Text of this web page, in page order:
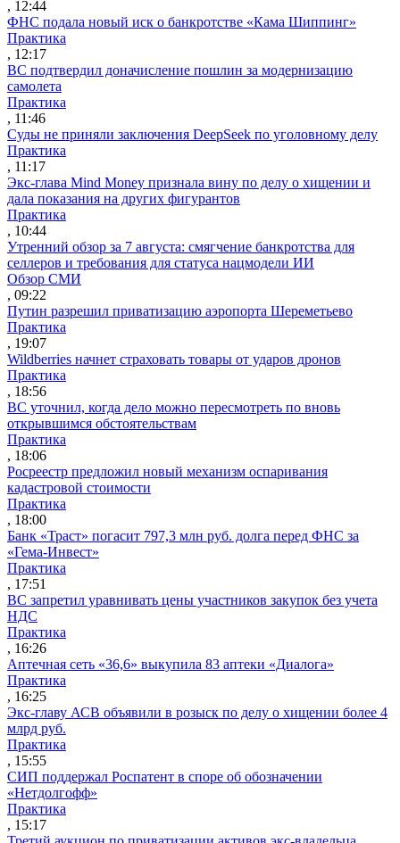
, 12:44
ФНС подала новый иск о банкротстве «Кама Шиппинг»
Практика
, 12:17
ВС подтвердил доначисление пошлин за модернизацию
самолета
Практика
, 11:46
Суды не приняли заключения DeepSeek по уголовному делу
Практика
, 11:17
Экс-глава Mind Money признала вину по делу о хищении и
дала показания на других фигурантов
Практика
, 10:44
Утренний обзор за 7 августа: смягчение банкротства для
селлеров и требования для статуса нацмодели ИИ
Обзор СМИ
, 09:22
Путин разрешил приватизацию аэропорта Шереметьево
Практика
, 19:07
Wildberries начнет страховать товары от ударов дронов
Практика
, 18:56
ВС уточнил, когда дело можно пересмотреть по вновь
открывшимся обстоятельствам
Практика
, 18:06
Росреестр предложил новый механизм оспаривания
кадастровой стоимости
Практика
, 18:00
Банк «Траст» погасит 797,3 млн руб. долга перед ФНС за
«Гема-Инвест»
Практика
, 17:51
ВС запретил уравнивать цены участников закупок без учета
НДС
Практика
, 16:26
Аптечная сеть «36,6» выкупила 83 аптеки «Диалога»
Практика
, 16:25
Экс-главу АСВ объявили в розыск по делу о хищении более 4
млрд руб.
Практика
, 15:55
СИП поддержал Роспатент в споре об обозначении
«Нетдолгофф»
Практика
, 15:17